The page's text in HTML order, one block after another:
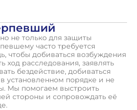
не только для защиты
часто требуется
чтобы добиваться возбуждения
ход расследования, заявлять
бездействие, добиваться
установленном порядке и не
Мы помогаем выстроить
стороны и сопровождать её